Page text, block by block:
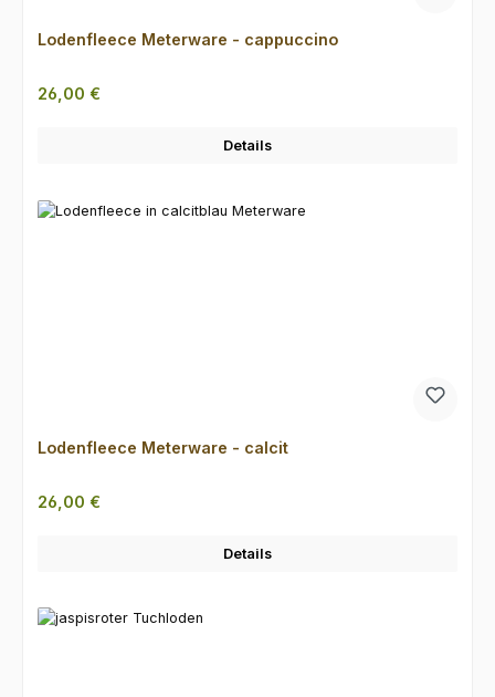
Lodenfleece Meterware - cappuccino
Regulärer Preis:
26,00 €
Details
Lodenfleece Meterware - calcit
Regulärer Preis:
26,00 €
Details